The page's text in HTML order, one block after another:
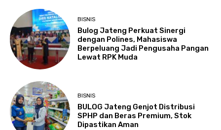
BISNIS
Bulog Jateng Perkuat Sinergi
dengan Polines, Mahasiswa
Berpeluang Jadi Pengusaha Pangan
Lewat RPK Muda
BISNIS
BULOG Jateng Genjot Distribusi
SPHP dan Beras Premium, Stok
Dipastikan Aman